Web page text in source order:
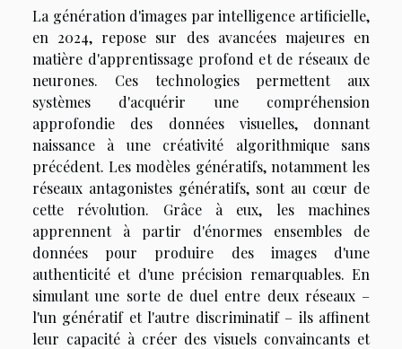
La génération d'images par intelligence artificielle,
en 2024, repose sur des avancées majeures en
matière d'apprentissage profond et de réseaux de
neurones. Ces technologies permettent aux
systèmes d'acquérir une compréhension
approfondie des données visuelles, donnant
naissance à une créativité algorithmique sans
précédent. Les modèles génératifs, notamment les
réseaux antagonistes génératifs, sont au cœur de
cette révolution. Grâce à eux, les machines
apprennent à partir d'énormes ensembles de
données pour produire des images d'une
authenticité et d'une précision remarquables. En
simulant une sorte de duel entre deux réseaux –
l'un génératif et l'autre discriminatif – ils affinent
leur capacité à créer des visuels convaincants et